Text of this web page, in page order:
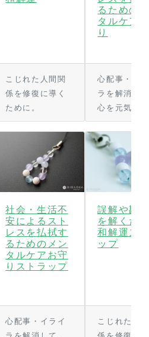
こじれた人間関
係を修復に導く
ために。
るための
タルケア
り
心配事・イ
ラを解消し
心を元気に！
社会・生活不
安によるスト
レスを払拭す
るためのメン
タルケアお守
りストラップ
心配事・イライ
誤解や勘
を解くた
和解運ス
ップ
こじれた人